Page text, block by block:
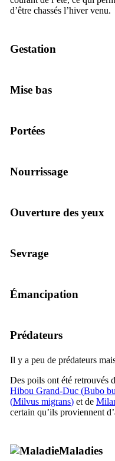
d’être chassés l’hiver venu.
Gestation
Mise bas
Portées
Nourrissage
Ouverture des yeux
Sevrage
Émancipation
Prédateurs
Il y a peu de prédateurs
Des poils ont été retrouvés
Hibou Grand-Duc (Bubo
(Milvus migrans) et de
certain qu’ils proviennent
Maladies